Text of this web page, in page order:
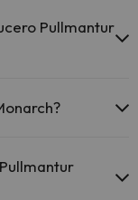
Pullmantur
y otras